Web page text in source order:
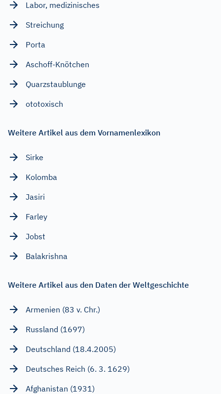
Labor, medizinisches
Streichung
Porta
Aschoff-Knötchen
Quarzstaublunge
ototoxisch
Weitere Artikel aus dem Vornamenlexikon
Sirke
Kolomba
Jasiri
Farley
Jobst
Balakrishna
Weitere Artikel aus den Daten der Weltgeschichte
Armenien (83 v. Chr.)
Russland (1697)
Deutschland (18.4.2005)
Deutsches Reich (6. 3. 1629)
Afghanistan (1931)